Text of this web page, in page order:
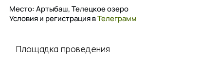
Место: Артыбаш, Телецкое озеро
Условия и регистрация вТелеграмм
Площадка проведения